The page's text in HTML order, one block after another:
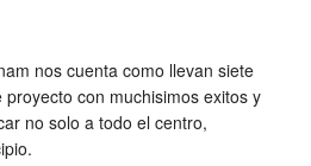
nos cuenta como llevan siete
con muchisimos exitos y
no solo a todo el centro,